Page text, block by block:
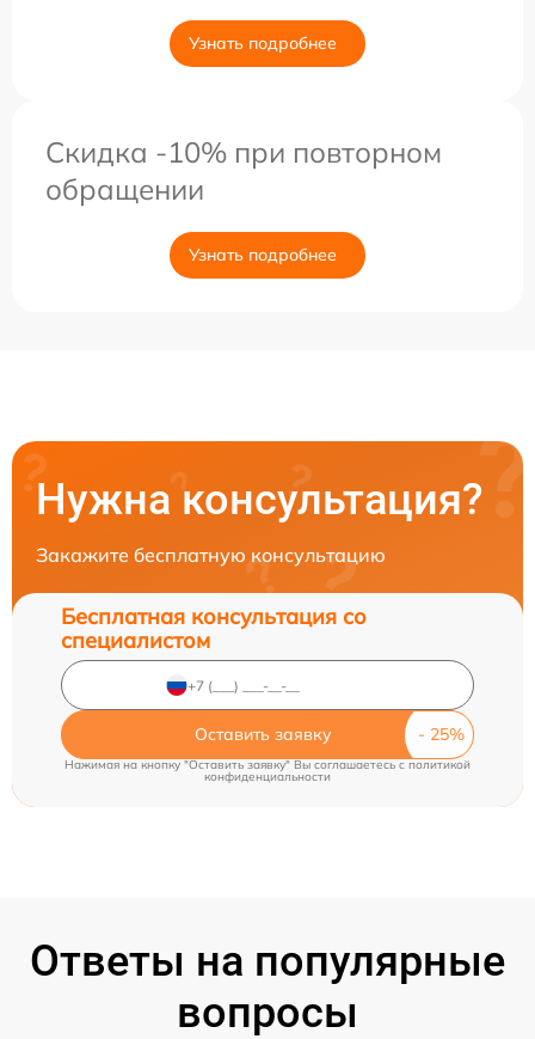
Узнать подробнее
Скидка -10% при повторном
обращении
Узнать подробнее
Нужна консультация?
Закажите бесплатную консультацию
Бесплатная консультация со
специалистом
Оставить заявку
Нажимая на кнопку "Оставить заявку" Вы соглашаетесь cполитикой
конфиденциальности
Ответы на популярные
вопросы